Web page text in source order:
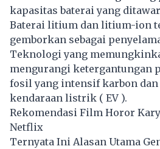
kapasitas baterai yang
Baterai litium dan litium-ion
gemborkan sebagai
Teknologi yang
mengurangi ketergantungan
fosil yang intensif karbon
kendaraan listrik ( EV ).
Rekomendasi Film Horor
Netflix
Ternyata Ini Alasan Utama